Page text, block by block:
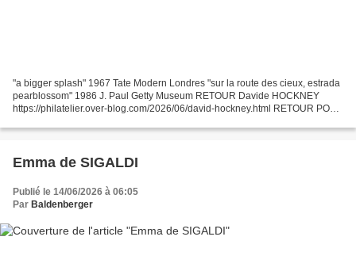
"a bigger splash" 1967 Tate Modern Londres "sur la route des cieux, estrada
pearblossom" 1986 J. Paul Getty Museum RETOUR Davide HOCKNEY
https://philatelier.over-blog.com/2026/06/david-hockney.html RETOUR POP
Emma de SIGALDI
Publié le 14/06/2026 à 06:05
Par Baldenberger